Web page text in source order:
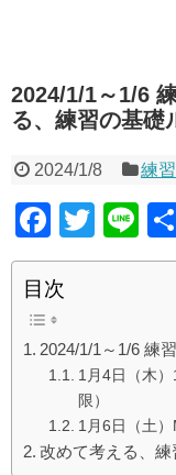
2024/1/1～1/6
る、練習の基礎
2024/1/8 練
F
a
c
e
b
o
k
T
wi
Li
n
目次
2024/1/1～1/6 練
1月4日（木
限）
1月6日（土
改めて考える、